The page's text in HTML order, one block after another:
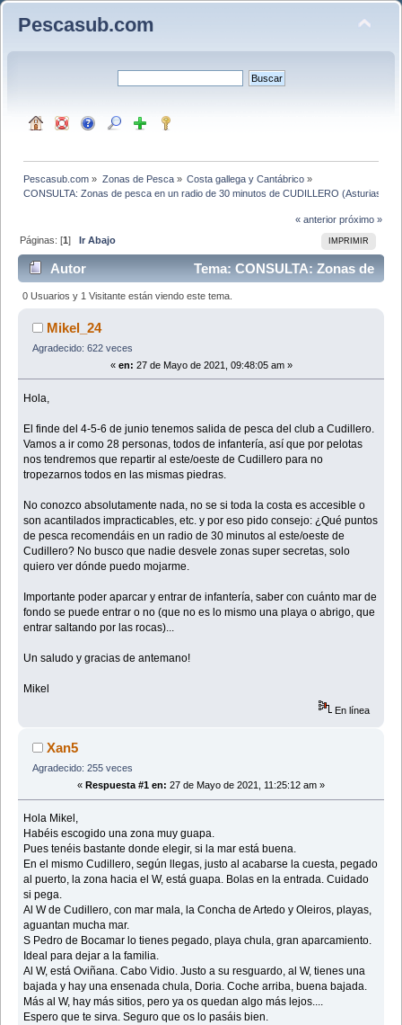
Pescasub.com
Pescasub.com » Zonas de Pesca» Costa gallega y Cantábrico»
CONSULTA: Zonas de pesca en un radio de 30 minutos de CUDILLERO (Asturias)
« anterior próximo »
IMPRIMIR
Páginas: [1]Ir Abajo
Autor
Tema: CONSULTA: Zonas de
pesca en un radio de 30 minutos de CUDILLERO
(Asturias) (Leído 10904 veces)
0 Usuarios y 1 Visitante están viendo este tema.
Mikel_24
Agradecido: 622 veces
« en: 27 de Mayo de 2021, 09:48:05 am »
Hola,
El finde del 4-5-6 de junio tenemos salida de pesca del club a Cudillero.
Vamos a ir como 28 personas, todos de infantería, así que por pelotas
nos tendremos que repartir al este/oeste de Cudillero para no
tropezarnos todos en las mismas piedras.
No conozco absolutamente nada, no se si toda la costa es accesible o
son acantilados impracticables, etc. y por eso pido consejo: ¿Qué puntos
de pesca recomendáis en un radio de 30 minutos al este/oeste de
Cudillero? No busco que nadie desvele zonas super secretas, solo
quiero ver dónde puedo mojarme.
Importante poder aparcar y entrar de infantería, saber con cuánto mar de
fondo se puede entrar o no (que no es lo mismo una playa o abrigo, que
entrar saltando por las rocas)...
Un saludo y gracias de antemano!
Mikel
En línea
Xan5
Agradecido: 255 veces
« Respuesta #1 en: 27 de Mayo de 2021, 11:25:12 am »
Hola Mikel,
Habéis escogido una zona muy guapa.
Pues tenéis bastante donde elegir, si la mar está buena.
En el mismo Cudillero, según llegas, justo al acabarse la cuesta, pegado
al puerto, la zona hacia el W, está guapa. Bolas en la entrada. Cuidado
si pega.
Al W de Cudillero, con mar mala, la Concha de Artedo y Oleiros, playas,
aguantan mucha mar.
S Pedro de Bocamar lo tienes pegado, playa chula, gran aparcamiento.
Ideal para dejar a la familia.
Al W, está Oviñana. Cabo Vidio. Justo a su resguardo, al W, tienes una
bajada y hay una ensenada chula, Doria. Coche arriba, buena bajada.
Más al W, hay más sitios, pero ya os quedan algo más lejos....
Espero que te sirva. Seguro que os lo pasáis bien.